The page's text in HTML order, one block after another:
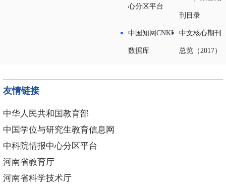
心分区平台
刊目录
中国知网CNKI
数据库
中文核心期刊
总览（2017）
友情链接
中华人民共和国教育部
中国学位与研究生教育信息网
中科院情报中心分区平台
河南省教育厅
河南省科学技术厅